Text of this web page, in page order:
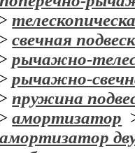
свечная
рычажно-
рычажно-
пружина
амортизатор
амортизатор